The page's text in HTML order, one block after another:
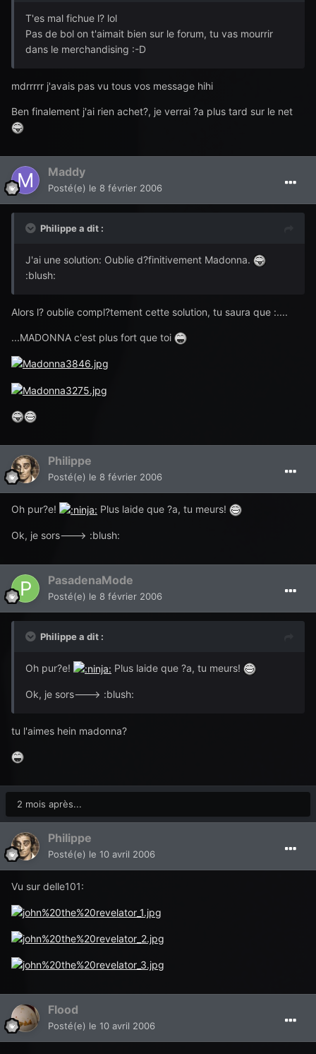
T'es mal fichue l? lol
Pas de bol on t'aimait bien sur le forum, tu vas mourrir
dans le merchandising :-D
mdrrrrr j'avais pas vu tous vos message hihi
Ben finalement j'ai rien achet?, je verrai ?a plus tard sur le net
Maddy
Posté(e) le 8 février 2006
Philippe a dit :
J'ai une solution: Oublie d?finitivement Madonna.
:blush:
Alors l? oublie compl?tement cette solution, tu saura que :....
...MADONNA c'est plus fort que toi
Philippe
Posté(e) le 8 février 2006
Oh pur?e! Plus laide que ?a, tu meurs!
Ok, je sors---> :blush:
PasadenaMode
Posté(e) le 8 février 2006
Philippe a dit :
Oh pur?e! Plus laide que ?a, tu meurs!
Ok, je sors---> :blush:
tu l'aimes hein madonna?
2 mois après...
Philippe
Posté(e) le 10 avril 2006
Vu sur delle101:
Flood
Posté(e) le 10 avril 2006